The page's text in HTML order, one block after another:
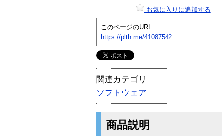
お気に入りに追加する
このページのURL
https://plth.me/41087542
関連カテゴリ
ソフトウェア
商品説明